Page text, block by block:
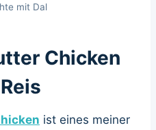
mit Dal
Chicken
ist eines meiner